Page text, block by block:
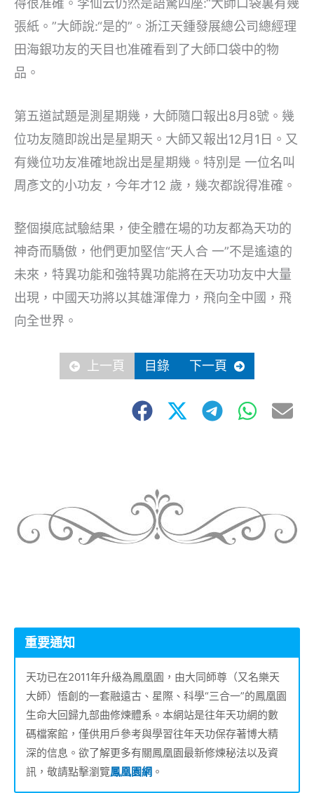
得很准確。李仙云仍然是語驚四座:“大師口袋裏有幾
張紙。”大師說:“是的”。浙江天鍾發展總公司總經理
田海銀功友的天目也准確看到了大師口袋中的物
品。
第五道試題是測星期幾，大師隨口報出8月8號。幾
位功友隨即說出是星期天。大師又報出12月1日。又
有幾位功友准確地說出是星期幾。特別是 一位名叫
周彥文的小功友，今年才12 歲，幾次都說得准確。
整個摸底試驗結果，使全體在場的功友都為天功的
神奇而驕傲，他們更加堅信“天人合 一”不是遙遠的
未來，特異功能和強特異功能將在天功功友中大量
出現，中國天功將以其雄渾偉力，飛向全中國，飛
向全世界。
上一頁 目錄 下一頁
重要通知
天功已在2011年升級為鳳凰園，由大同師尊（又名樂天
大師）悟創的一套融遠古、星際、科學“三合一”的鳳凰園
生命大回歸九部曲修煉體系。本網站是往年天功網的數
碼檔案館，僅供用戶參考與學習往年天功保存著博大精
深的信息。欲了解更多有關鳳凰園最新修煉秘法以及資
訊，敬請點擊瀏覽鳳凰園網 。